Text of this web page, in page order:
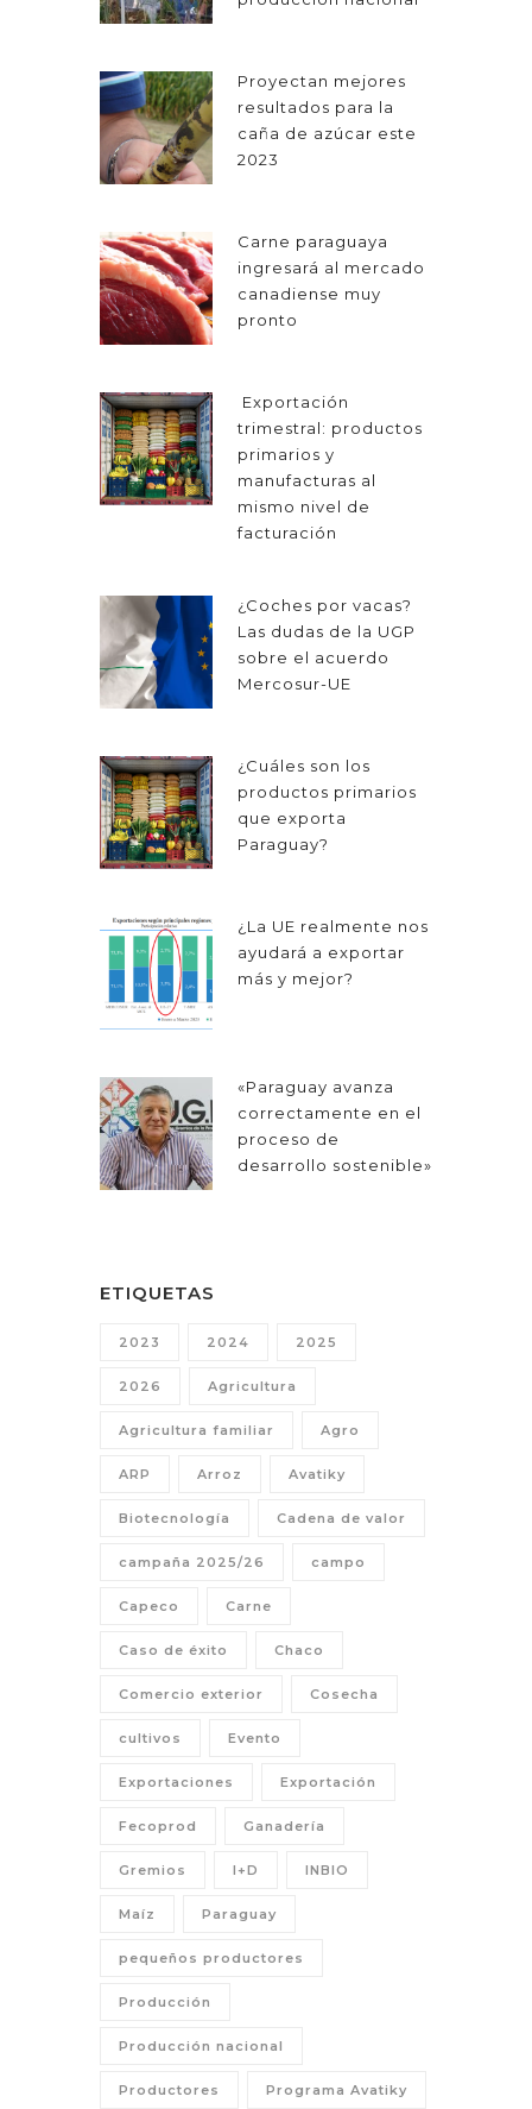
Proyectan mejores
resultados para la
caña de azúcar este
2023
Carne paraguaya
ingresará al mercado
canadiense muy
pronto
Exportación
trimestral: productos
primarios y
manufacturas al
mismo nivel de
facturación
¿Coches por vacas?
Las dudas de la UGP
sobre el acuerdo
Mercosur-UE
¿Cuáles son los
productos primarios
que exporta
Paraguay?
¿La UE realmente nos
ayudará a exportar
más y mejor?
«Paraguay avanza
correctamente en el
proceso de
desarrollo sostenible»
ETIQUETAS
2023 2024 2025
2026 Agricultura
Agricultura familiar Agro
ARP Arroz Avatiky
Biotecnología Cadena de valor
campaña 2025/26 campo
Capeco Carne
Caso de éxito Chaco
Comercio exterior Cosecha
cultivos Evento
Exportaciones Exportación
Fecoprod Ganadería
Gremios I+D INBIO
Maíz Paraguay
pequeños productores
Producción
Producción nacional
Productores Programa Avatiky